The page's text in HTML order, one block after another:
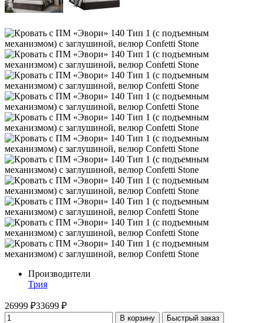
Производители
Трия
26999 ₽33699 ₽
В корзину
Быстрый заказ